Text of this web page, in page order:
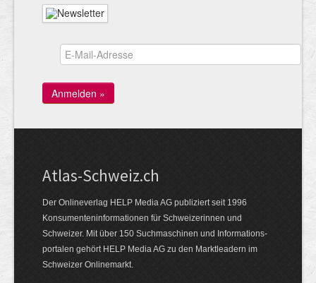
Atlas-Schweiz.ch
Der Onlineverlag HELP Media AG publiziert seit 1996
Konsumenten­infor­mationen für Schwei­zerinnen und
Schweizer. Mit über 150 Such­ma­schinen und Infor­mations­
portalen gehört HELP Media AG zu den Markt­leadern im
Schweizer Onlinemarkt.